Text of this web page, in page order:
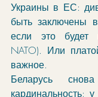
Украины в ЕС:
быть заключены
если это будет
NATO). Или
важное.
Беларусь
кардинальность: